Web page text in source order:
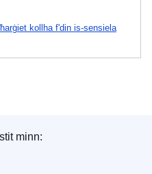
kollha f'din is-sensiela
tal-Unjoni
minn: